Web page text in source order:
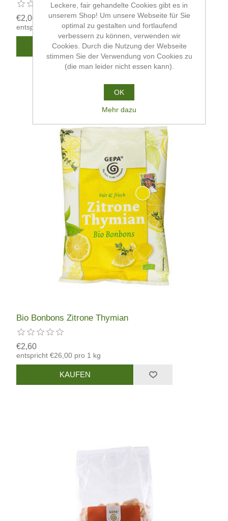
€2,00
entspricht €20,00 pro 1 kg
Bio Bonbons Zitrone Thymian
€2,60
entspricht €26,00 pro 1 kg
Leckere, fair gehandelte Cookies gibt es in
unserem Shop! Um unsere Webseite für Sie
optimal zu gestalten und fortlaufend
verbessern zu können, verwenden wir
Cookies. Durch die Nutzung der Webseite
stimmen Sie der Verwendung von Cookies zu
(die man leider nicht essen kann).
OK
Mehr dazu